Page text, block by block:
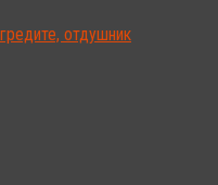
отдушник